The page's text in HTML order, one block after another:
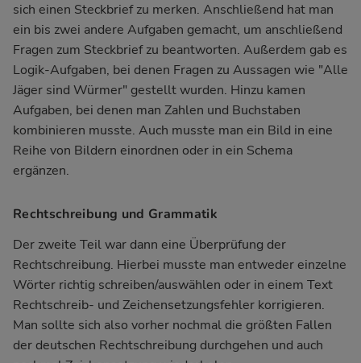
sich einen Steckbrief zu merken. Anschließend hat man
ein bis zwei andere Aufgaben gemacht, um anschließend
Fragen zum Steckbrief zu beantworten. Außerdem gab es
Logik-Aufgaben, bei denen Fragen zu Aussagen wie "Alle
Jäger sind Würmer" gestellt wurden. Hinzu kamen
Aufgaben, bei denen man Zahlen und Buchstaben
kombinieren musste. Auch musste man ein Bild in eine
Reihe von Bildern einordnen oder in ein Schema
ergänzen.
Rechtschreibung und Grammatik
Der zweite Teil war dann eine Überprüfung der
Rechtschreibung. Hierbei musste man entweder einzelne
Wörter richtig schreiben/auswählen oder in einem Text
Rechtschreib- und Zeichensetzungsfehler korrigieren.
Man sollte sich also vorher nochmal die größten Fallen
der deutschen Rechtschreibung durchgehen und auch